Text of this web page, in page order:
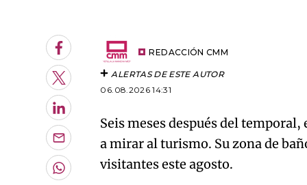
Facebook
Twitter
LinkedIn
Enviar
por
Email
Whatsapp
REDACCIÓN CMM
ALERTAS DE ESTE AUTOR
06.08.2026 14:31
Seis meses después del
a mirar al turismo. Su zona de
visitantes este agosto.